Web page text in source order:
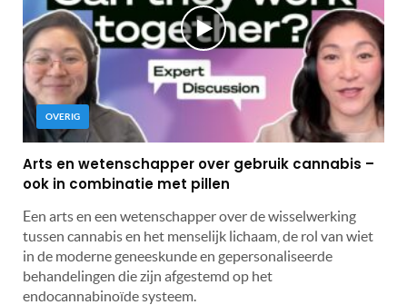
OVERIG
Arts en wetenschapper over gebruik cannabis –
ook in combinatie met pillen
Een arts en een wetenschapper over de wisselwerking
tussen cannabis en het menselijk lichaam, de rol van wiet
in de moderne geneeskunde en gepersonaliseerde
behandelingen die zijn afgestemd op het
endocannabinoïde systeem.